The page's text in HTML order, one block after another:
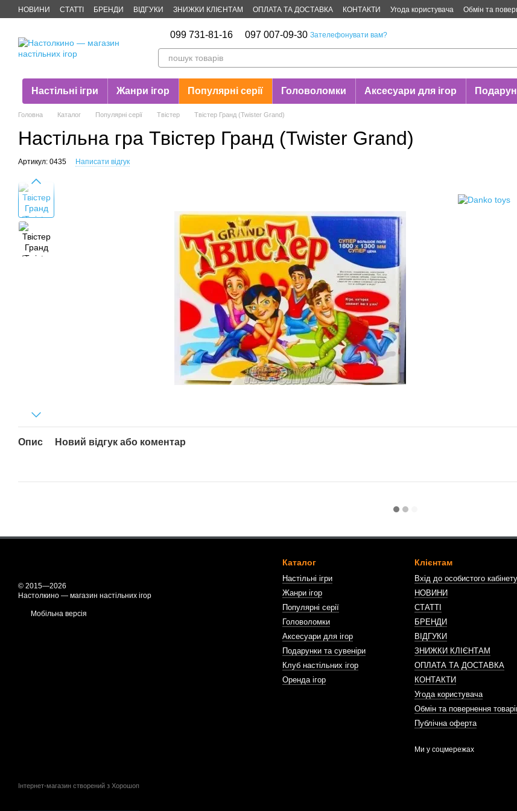
Перейти до основного контенту
НОВИНИ СТАТТІ БРЕНДИ ВІДГУКИ ЗНИЖКИ КЛІЄНТАМ ОПЛАТА ТА ДОСТАВКА КОНТАКТИ Угода користувача
Обмін та
099 731-81-16 097 007-09-30 Зателефонувати вам?
Настільні ігри Жанри ігор Популярні серії Головоломки Аксесуари для ігор
Головна Каталог Популярні серії Твістер Твістер Гранд (Twister Grand)
Настільна гра Твістер Гранд (Twister Grand)
Артикул: 0435 Написати відгук
Опис Новий відгук або коментар
© 2015—2026
Настолкино — магазин настільних ігор
Мобільна версія
Інтернет-магазин створений з Хорошоп
Каталог
Настільні ігри
Жанри ігор
Популярні серії
Головоломки
Аксесуари для ігор
Подарунки та сувеніри
Клуб настільних ігор
Оренда ігор
Клієнтам
Вхід до особистого кабінету
НОВИНИ
СТАТТІ
БРЕНДИ
ВІДГУКИ
ЗНИЖКИ КЛІЄНТАМ
ОПЛАТА ТА ДОСТАВКА
КОНТАКТИ
Угода користувача
Обмін та повернення
Публічна оферта
Ми у соцмережах